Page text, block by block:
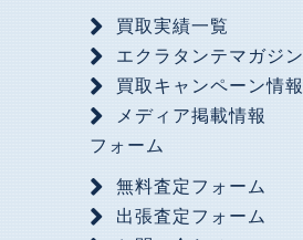
買取実績一覧
エクラタンテマガジン
買取キャンペーン情報
メディア掲載情報
フォーム
無料査定フォーム
出張査定フォーム